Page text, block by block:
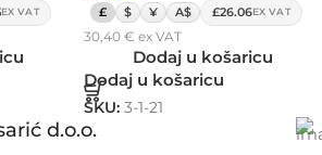
EX VAT £ $ ¥ A$ £26.06EX VAT
30,40 € ex VAT
Dodaj u košaricu
Dodaj u košaricu
SKU: 3-1-21
d.o.o.